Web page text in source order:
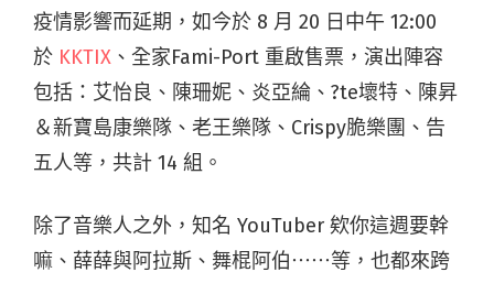
疫情影響而延期，如今於 8 月 20 日中午 12:00
於 KKTIX 、全家Fami-Port 重啟售票，演出陣容
包括：艾怡良、陳珊妮、炎亞綸、?te壞特、陳昇
＆新寶島康樂隊、老王樂隊、Crispy脆樂團、告
五人等，共計 14 組。
除了音樂人之外，知名 YouTuber 欸你這週要幹
嘛、薛薛與阿拉斯、舞棍阿伯⋯⋯等，也都來跨